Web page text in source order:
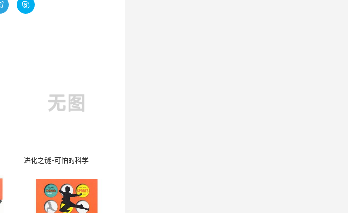

进化之谜-可怕的科学